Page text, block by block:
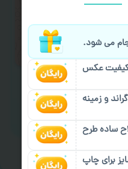
سفارش:
می شود.
عکس
و زمینه
ساده طرح
برای چاپ